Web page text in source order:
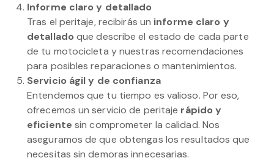
Informe claro y detallado
Tras el peritaje, recibirás un informe claro y
detallado que describe el estado de cada parte
de tu motocicleta y nuestras recomendaciones
para posibles reparaciones o mantenimientos.
Servicio ágil y de confianza
Entendemos que tu tiempo es valioso. Por eso,
ofrecemos un servicio de peritaje rápido y
eficiente sin comprometer la calidad. Nos
aseguramos de que obtengas los resultados que
necesitas sin demoras innecesarias.